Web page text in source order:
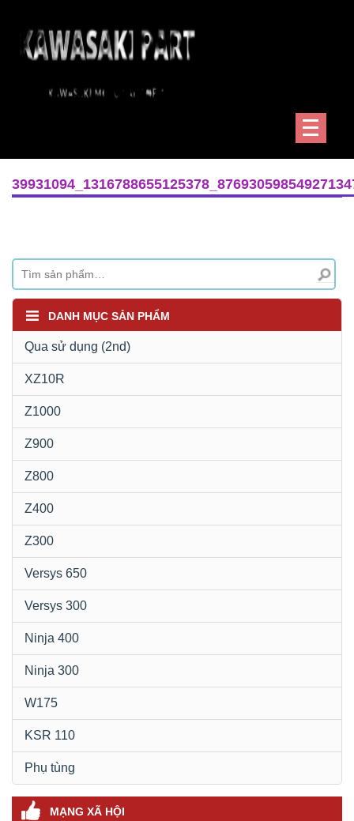
DANH MỤC SẢN PHẨM
Qua sử dụng (2nd)
XZ10R
Z1000
Z900
Z800
Z400
Z300
Versys 650
Versys 300
Ninja 400
Ninja 300
W175
KSR 110
Phụ tùng
MẠNG XÃ HỘI